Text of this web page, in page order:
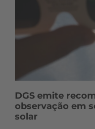
DGS emite
observação em
solar